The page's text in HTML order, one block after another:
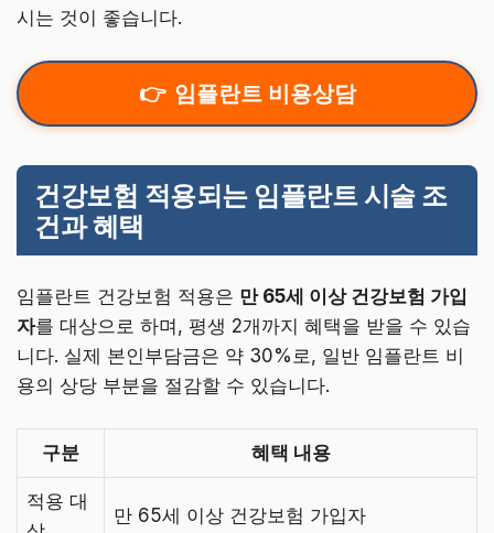
시는 것이 좋습니다.
임플란트 비용상담
건강보험 적용되는 임플란트 시술 조
건과 혜택
임플란트 건강보험 적용은 만 65세 이상 건강보험 가입
자를 대상으로 하며, 평생 2개까지 혜택을 받을 수 있습
니다. 실제 본인부담금은 약 30%로, 일반 임플란트 비
용의 상당 부분을 절감할 수 있습니다.
구분 혜택 내용
적용 대
만 65세 이상 건강보험 가입자